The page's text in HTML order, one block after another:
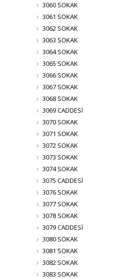
3060 SOKAK
3061 SOKAK
3062 SOKAK
3063 SOKAK
3064 SOKAK
3065 SOKAK
3066 SOKAK
3067 SOKAK
3068 SOKAK
3069 CADDESİ
3070 SOKAK
3071 SOKAK
3072 SOKAK
3073 SOKAK
3074 SOKAK
3075 CADDESİ
3076 SOKAK
3077 SOKAK
3078 SOKAK
3079 CADDESİ
3080 SOKAK
3081 SOKAK
3082 SOKAK
3083 SOKAK